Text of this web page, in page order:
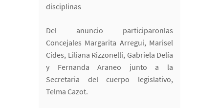
disciplinas
Del anuncio participaronlas
Concejales Margarita Arregui, Marisel
Cides, Liliana Rizzonelli, Gabriela Delía
y Fernanda Araneo junto a la
Secretaria del cuerpo legislativo,
Telma Cazot.